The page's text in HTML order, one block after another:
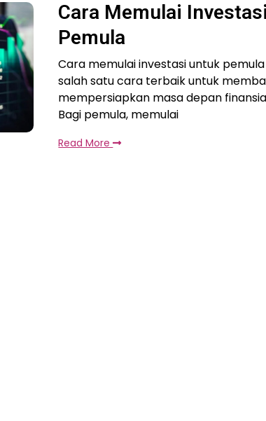
Cara Memulai
Pemula
Cara memulai investasi untuk
salah satu cara terbaik untuk
mempersiapkan masa depan
Bagi pemula, memulai
Read More